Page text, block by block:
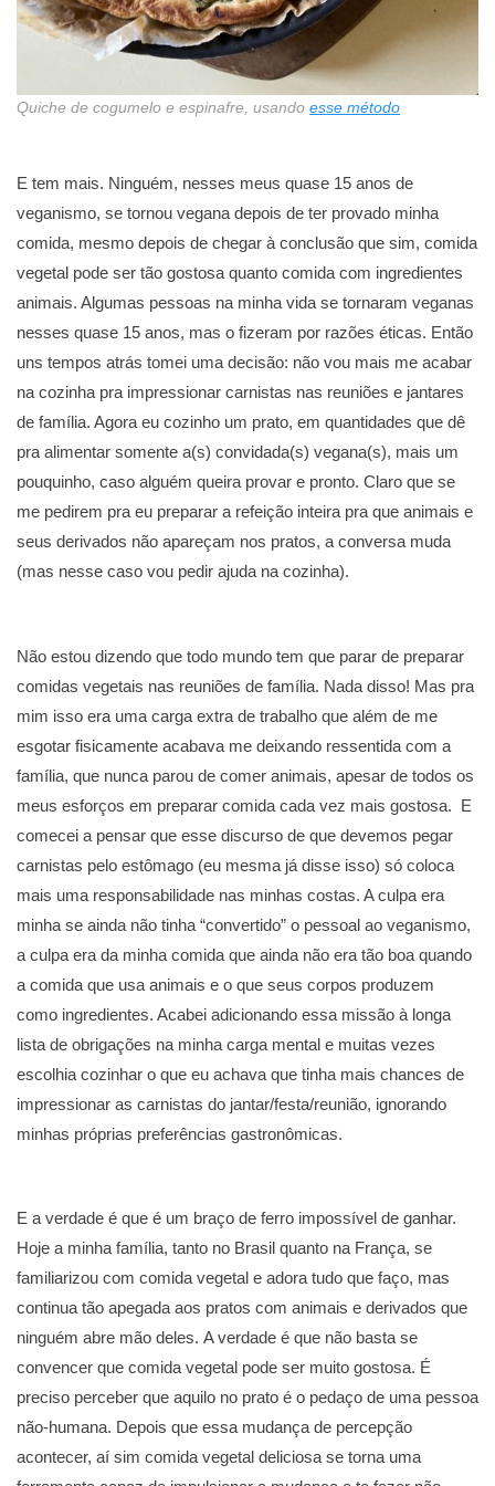
Quiche de cogumelo e espinafre, usando esse método
E tem mais. Ninguém, nesses meus quase 15 anos de
veganismo, se tornou vegana depois de ter provado minha
comida, mesmo depois de chegar à conclusão que sim, comida
vegetal pode ser tão gostosa quanto comida com ingredientes
animais. Algumas pessoas na minha vida se tornaram veganas
nesses quase 15 anos, mas o fizeram por razões éticas. Então
uns tempos atrás tomei uma decisão: não vou mais me acabar
na cozinha pra impressionar carnistas nas reuniões e jantares
de família. Agora eu cozinho um prato, em quantidades que dê
pra alimentar somente a(s) convidada(s) vegana(s), mais um
pouquinho, caso alguém queira provar e pronto. Claro que se
me pedirem pra eu preparar a refeição inteira pra que animais e
seus derivados não apareçam nos pratos, a conversa muda
(mas nesse caso vou pedir ajuda na cozinha).
Não estou dizendo que todo mundo tem que parar de preparar
comidas vegetais nas reuniões de família. Nada disso! Mas pra
mim isso era uma carga extra de trabalho que além de me
esgotar fisicamente acabava me deixando ressentida com a
família, que nunca parou de comer animais, apesar de todos os
meus esforços em preparar comida cada vez mais gostosa. E
comecei a pensar que esse discurso de que devemos pegar
carnistas pelo estômago (eu mesma já disse isso) só coloca
mais uma responsabilidade nas minhas costas. A culpa era
minha se ainda não tinha “convertido” o pessoal ao veganismo,
a culpa era da minha comida que ainda não era tão boa quando
a comida que usa animais e o que seus corpos produzem
como ingredientes. Acabei adicionando essa missão à longa
lista de obrigações na minha carga mental e muitas vezes
escolhia cozinhar o que eu achava que tinha mais chances de
impressionar as carnistas do jantar/festa/reunião, ignorando
minhas próprias preferências gastronômicas.
E a verdade é que é um braço de ferro impossível de ganhar.
Hoje a minha família, tanto no Brasil quanto na França, se
familiarizou com comida vegetal e adora tudo que faço, mas
continua tão apegada aos pratos com animais e derivados que
ninguém abre mão deles. A verdade é que não basta se
convencer que comida vegetal pode ser muito gostosa. É
preciso perceber que aquilo no prato é o pedaço de uma pessoa
não-humana. Depois que essa mudança de percepção
acontecer, aí sim comida vegetal deliciosa se torna uma